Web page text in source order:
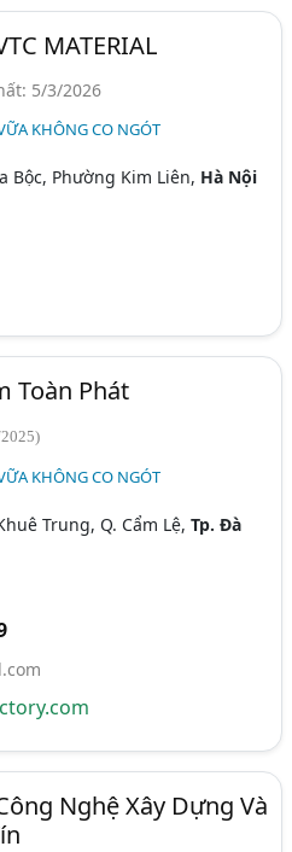
MATERIAL
5/3/2026
KHÔNG CO NGÓT
Bộc, Phường Kim Liên, Hà Nội
Toàn Phát
KHÔNG CO NGÓT
Trung, Q. Cẩm Lệ,Tp. Đà
Nghệ Xây Dựng Và